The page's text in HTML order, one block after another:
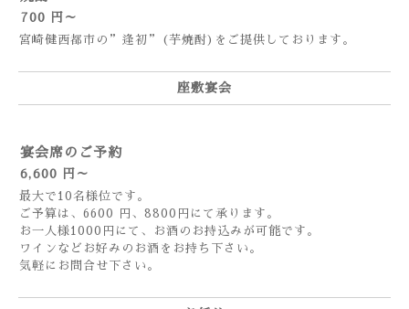
700 円～
宮崎健西都市の”逢初”(芋焼酎)をご提供しております。
座敷宴会
宴会席のご予約
6,600 円～
最大で10名様位です。
ご予算は、6600 円、8800円にて承ります。
お一人様1000円にて、お酒のお持込みが可能です。
ワインなどお好みのお酒をお持ち下さい。
気軽にお問合せ下さい。